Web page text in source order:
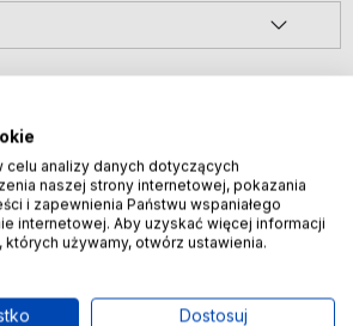
(Kup do godziny 14:30
wyślemy dziś, dostawa
Orlen Paczka,
8,49 zł
celu analizy danych dotyczących
naszej strony internetowej, pokazania
i zapewnienia Państwu wspaniałego
internetowej. Aby uzyskać więcej informacji
używamy, otwórz ustawienia.
Dostosuj